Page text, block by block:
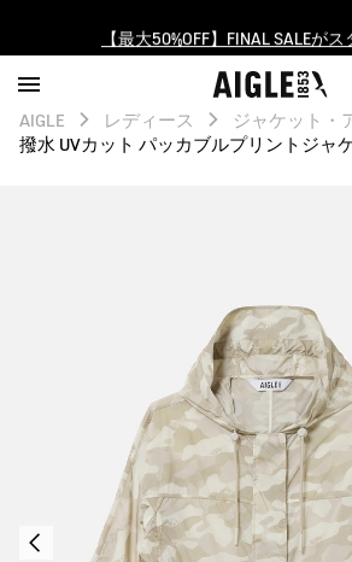
【最大50%OFF】FINAL SALEがス
ログイン/会員登録で送料＆返
AIGLE CLUB ポイントサービス終了
ログイン/会員登録で送料＆返
AIGLE CLUB ポイントサービス終了
AIGLE レディース
ジャケット・
撥水 UVカット パッカブルプリントジャ